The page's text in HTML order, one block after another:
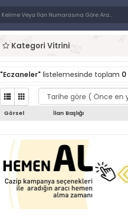
Kategori Vitrini
"Eczaneler" listelemesinde toplam 0
Görsel İlan Başlığı